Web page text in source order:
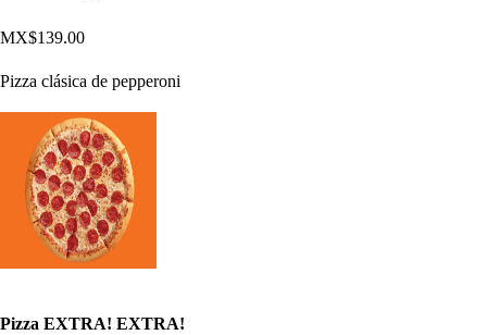
MX$139.00
Pizza clásica de pepperoni
Pizza EXTRA! EXTRA!